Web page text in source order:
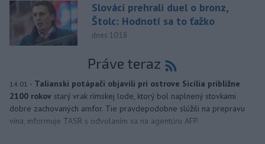
Slováci prehrali duel o bronz,
Štolc: Hodnotí sa to ťažko
dnes 10:18
Práve teraz
14:01 - Talianski potápači objavili pri ostrove Sicília približne
2100 rokov starý vrak rímskej lode, ktorý bol naplnený stovkami
dobre zachovaných amfor. Tie pravdepodobne slúžili na prepravu
vína, informuje TASR s odvolaním sa na agentúru AFP.